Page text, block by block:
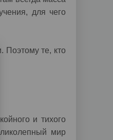
для чего
Поэтому те, кто
и тихого
мир